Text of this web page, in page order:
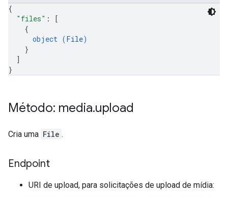
{
"files" :
[
{
object (File)
}
]
}
Método: media.upload
Cria uma File .
Endpoint
URI de upload, para solicitações de upload de mídia: